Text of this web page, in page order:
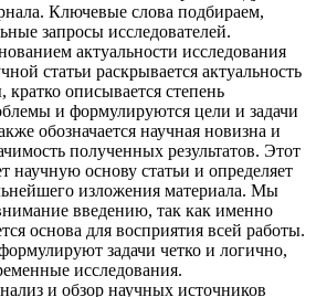
Ключевые слова подбираем,
запросы исследователей.
актуальности исследования
статьи раскрывается актуальность
описывается степень
и формулируются цели и задачи
обозначается научная новизна и
полученных результатов. Этот
научную основу статьи и определяет
изложения материала. Мы
введению, так как именно
основа для восприятия всей работы.
задачи четко и логично,
исследования.
и обзор научных источников